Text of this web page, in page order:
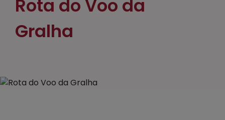
Rota do Voo da
Gralha